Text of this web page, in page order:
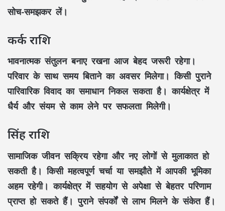
सोच-समझकर लें।
कर्क राशि
भावनात्मक संतुलन बनाए रखना आज बेहद जरूरी रहेगा।
परिवार के साथ समय बिताने का अवसर मिलेगा। किसी पुराने
पारिवारिक विवाद का समाधान निकल सकता है। कार्यक्षेत्र में
धैर्य और संयम से काम लेने पर सफलता मिलेगी।
सिंह राशि
सामाजिक जीवन सक्रिय रहेगा और नए लोगों से मुलाकात हो
सकती है। किसी महत्वपूर्ण चर्चा या समझौते में आपकी भूमिका
अहम रहेगी। कार्यक्षेत्र में सहयोग से अपेक्षा से बेहतर परिणाम
प्राप्त हो सकते हैं। पुराने संपर्कों से लाभ मिलने के संकेत हैं।